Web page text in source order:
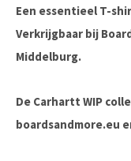
Een essentieel T-
Verkrijgbaar bij
Middelburg.
De Carhartt WIP
boardsandmore.eu